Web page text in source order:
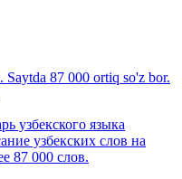
87 000 ortiq so'z bor.
узбекского языка
узбекских слов на
87 000 слов.